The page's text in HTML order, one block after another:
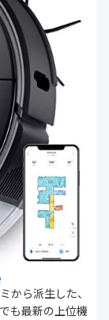
から派生した、
も最新の上位機